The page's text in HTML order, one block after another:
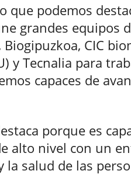
que podemos
grandes equipos
Biogipuzkoa, CIC
y Tecnalia para
capaces de
porque es
alto nivel con un
la salud de las